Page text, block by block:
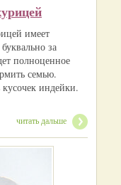
имеет
за
полноценное
семью.
индейки.
читать дальше